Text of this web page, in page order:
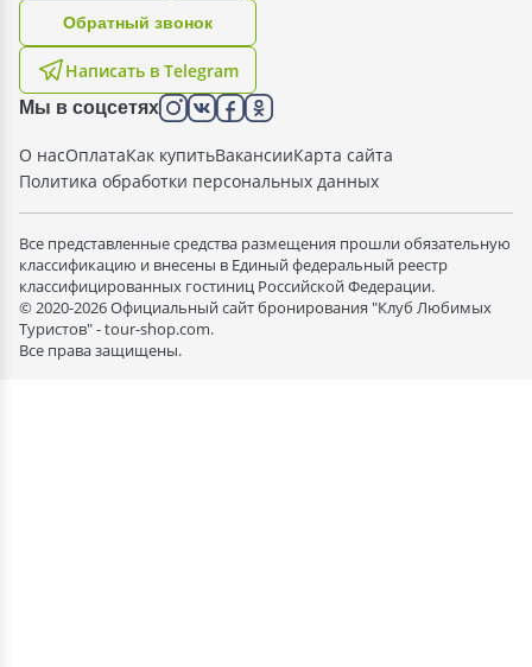
Написать в Telegram
Oбратный звонок
Мы в соцсетях
О насОплатаКак купитьВакансииКарта сайта
Политика обработки персональных данных
Все представленные средства размещения прошли обязательную
классификацию и внесены в Единый федеральный реестр
классифицированных гостиниц Российской Федерации.
© 2020-2026 Официальный сайт бронирования "Клуб Любимых
Туристов" - tour-shop.com.
Все права защищены.